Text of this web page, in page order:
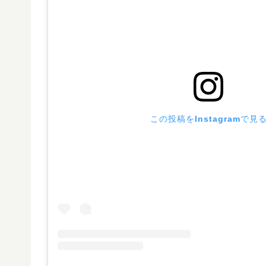
この投稿をInstagramで見